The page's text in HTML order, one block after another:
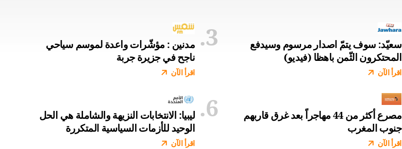
سعيّد: سوف يتمّ اصدار مرسوم وسيدفع
المحتكرون الثّمن باهظا (فيديو)
اقرأ الآن
مدنين : مؤشّرات واعدة لموسم سياحي
ناجح في جزيرة جربة
اقرأ الآن
مصرع أكثر من 44 مهاجراً بعد غرق قاربهم
جنوب المغرب
اقرأ الآن
ليبيا: الانتخابات النزيهة والشاملة هي الحل
الوحيد للأزمات السياسية المتكررة
اقرأ الآن